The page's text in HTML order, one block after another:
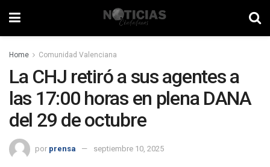
Home Comunidad Valenciana
La CHJ retiró a sus agentes a
las 17:00 horas en plena DANA
del 29 de octubre
por prensa septiembre 10, 2025